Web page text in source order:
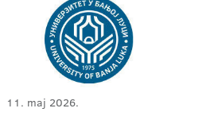
11. maj 2026.